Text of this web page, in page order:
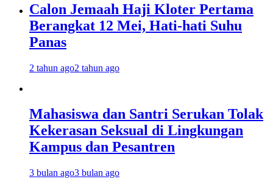
Calon Jemaah Haji Kloter Pertama
Berangkat 12 Mei, Hati-hati Suhu
Panas
2 tahun ago2 tahun ago
Mahasiswa dan Santri Serukan Tolak
Kekerasan Seksual di Lingkungan
Kampus dan Pesantren
3 bulan ago3 bulan ago